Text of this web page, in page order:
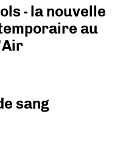
- la nouvelle
au
sang